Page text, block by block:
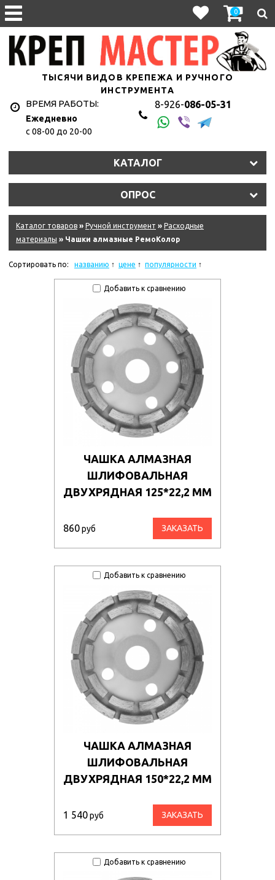
0
ТЫСЯЧИ ВИДОВ КРЕПЕЖА И РУЧНОГО
ИНСТРУМЕНТА
ВРЕМЯ РАБОТЫ:
Ежедневно
с 08-00 до 20-00
8-926-086-05-31
КАТАЛОГ
ОПРОС
Каталог товаров » Ручной инструмент » Расходные
материалы » Чашки алмазные РемоКолор
Сортировать по: названию цене популярности
Добавить к сравнению
ЧАШКА АЛМАЗНАЯ
ШЛИФОВАЛЬНАЯ
ДВУХРЯДНАЯ 125*22,2 ММ
860руб ЗАКАЗАТЬ
Добавить к сравнению
ЧАШКА АЛМАЗНАЯ
ШЛИФОВАЛЬНАЯ
ДВУХРЯДНАЯ 150*22,2 ММ
1 540руб ЗАКАЗАТЬ
Добавить к сравнению